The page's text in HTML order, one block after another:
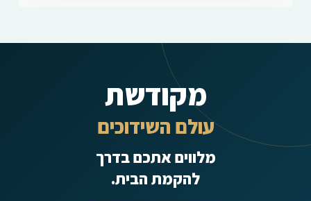
מקודשת
עולם השידוכים
מלווים אתכם בדרך
להקמת הבית.